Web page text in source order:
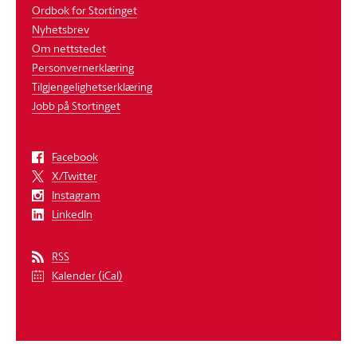
Ordbok for Stortinget
Nyhetsbrev
Om nettstedet
Personvernerklæring
Tilgjengelighetserklæring
Jobb på Stortinget
Facebook
X/Twitter
Instagram
LinkedIn
RSS
Kalender (iCal)